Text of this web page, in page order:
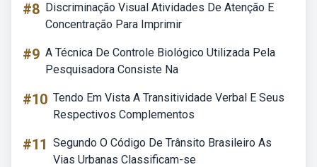
#8 Discriminação Visual Atividades De Atenção E
Concentração Para Imprimir
#9 A Técnica De Controle Biológico Utilizada Pela
Pesquisadora Consiste Na
#10 Tendo Em Vista A Transitividade Verbal E Seus
Respectivos Complementos
#11 Segundo O Código De Trânsito Brasileiro As
Vias Urbanas Classificam-se